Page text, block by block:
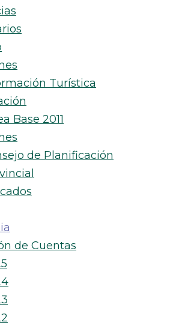
Turística
Base 2011
de Planificación
de Cuentas